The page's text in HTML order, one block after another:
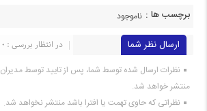
برچسب ها : ناموجود
ارسال نظر شما
در انتظار بررسی : 0
نظرات ارسال شده توسط شما، پس از تایید توسط
منتشر خواهد شد.
نظراتی که حاوی تهمت یا افترا باشد منتشر نخواهد شد.